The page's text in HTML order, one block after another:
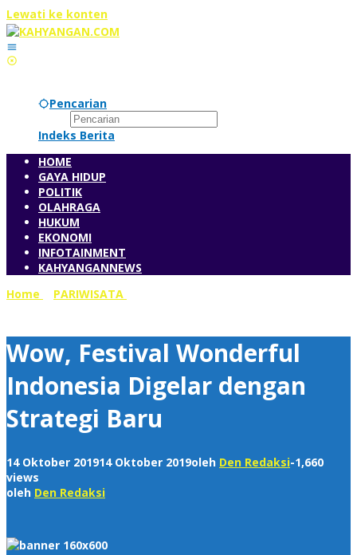
Lewati ke konten
Pencarian
Indeks Berita
HOME
GAYA HIDUP
POLITIK
OLAHRAGA
HUKUM
EKONOMI
INFOTAINMENT
KAHYANGANNEWS
Home
PARIWISATA
Wow, Festival Wonderful
Indonesia Digelar dengan
Strategi Baru
14 Oktober 201914 Oktober 2019oleh Den Redaksi-1,660
views
oleh Den Redaksi